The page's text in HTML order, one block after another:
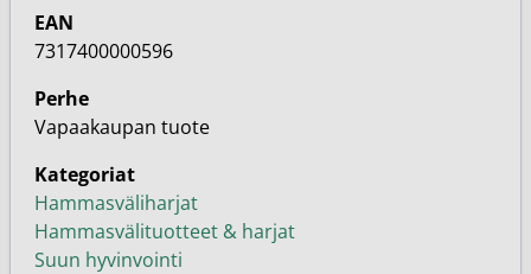
EAN
7317400000596
Perhe
Vapaakaupan tuote
Kategoriat
Hammasväliharjat
Hammasvälituotteet & harjat
Suun hyvinvointi